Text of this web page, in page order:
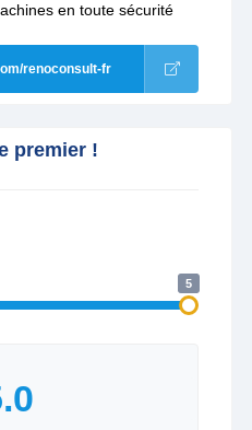
en toute sécurité
renoconsult-fr
premier !
5